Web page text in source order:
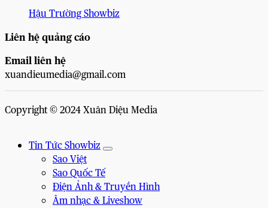
Hậu Trường Showbiz
Liên hệ quảng cáo
Email liên hệ
xuandieumedia@gmail.com
Copyright © 2024 Xuân Diệu Media
Tin Tức Showbiz
Sao Việt
Sao Quốc Tế
Điện Ảnh & Truyền Hình
Âm nhạc & Liveshow